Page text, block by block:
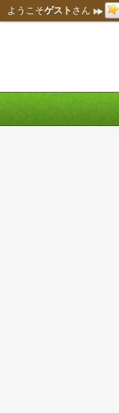
ようこそゲスト さん